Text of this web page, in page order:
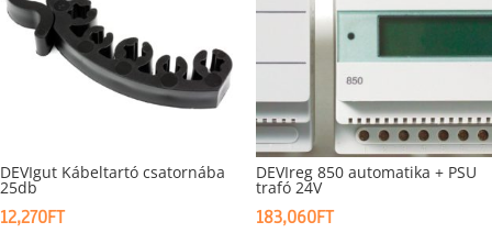
DEVIgut Kábeltartó csatornába
25db
12,270FT
DEVIreg 850 automatika + PSU
trafó 24V
183,060FT